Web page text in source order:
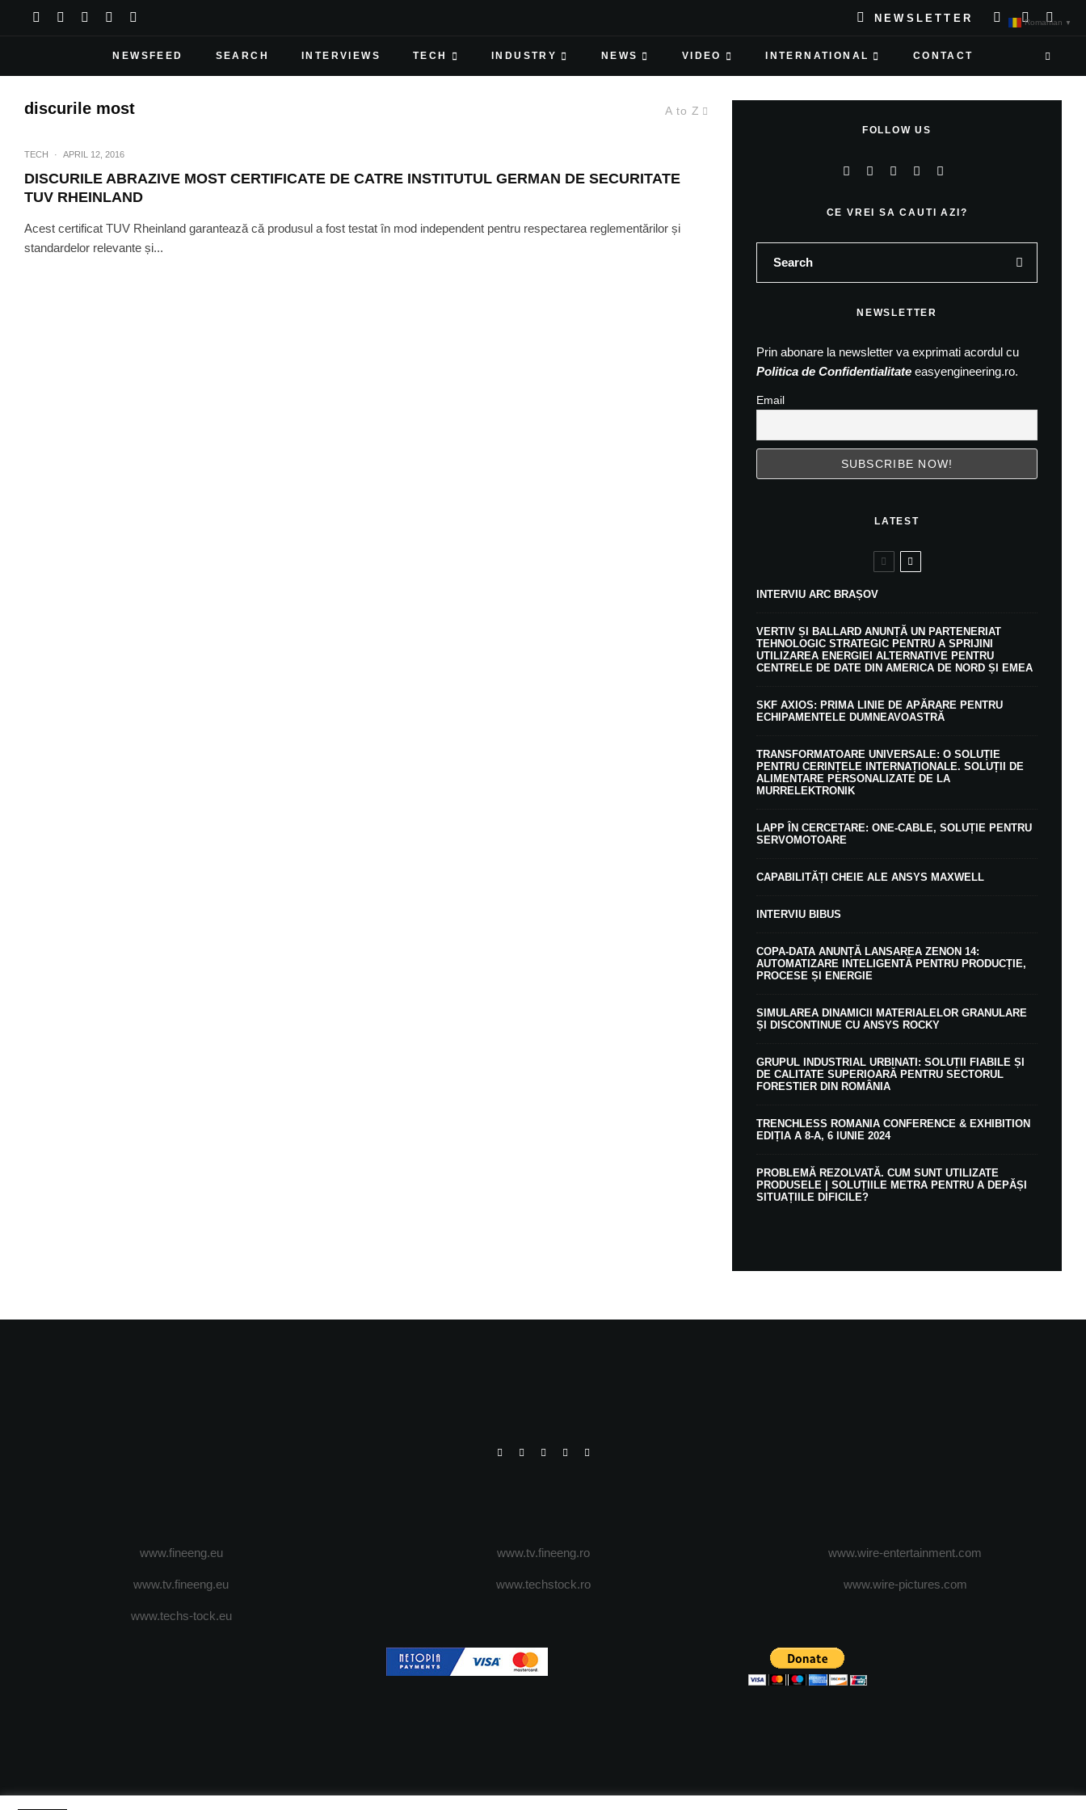
NEWSLETTER
NEWSFEED SEARCH INTERVIEWS TECH INDUSTRY NEWS VIDEO INTERNATIONAL CONTACT
A to Z
discurile most
TECH · APRIL 12, 2016
DISCURILE ABRAZIVE MOST CERTIFICATE DE CATRE INSTITUTUL GERMAN DE SECURITATE
TUV RHEINLAND
Acest certificat TUV Rheinland garantează că produsul a fost testat în mod independent pentru respectarea reglementărilor și
standardelor relevante și...
FOLLOW US
CE VREI SA CAUTI AZI?
NEWSLETTER
Prin abonare la newsletter va exprimati acordul cu
Politica de Confidentialitate easyengineering.ro.
Email
LATEST
INTERVIU ARC BRAȘOV
VERTIV ȘI BALLARD ANUNȚĂ UN PARTENERIAT
TEHNOLOGIC STRATEGIC PENTRU A SPRIJINI
UTILIZAREA ENERGIEI ALTERNATIVE PENTRU
CENTRELE DE DATE DIN AMERICA DE NORD ȘI EMEA
SKF AXIOS: PRIMA LINIE DE APĂRARE PENTRU
ECHIPAMENTELE DUMNEAVOASTRĂ
TRANSFORMATOARE UNIVERSALE: O SOLUȚIE
PENTRU CERINȚELE INTERNAȚIONALE. SOLUȚII DE
ALIMENTARE PERSONALIZATE DE LA
MURRELEKTRONIK
LAPP ÎN CERCETARE: ONE-CABLE, SOLUȚIE PENTRU
SERVOMOTOARE
CAPABILITĂȚI CHEIE ALE ANSYS MAXWELL
INTERVIU BIBUS
COPA-DATA ANUNȚĂ LANSAREA ZENON 14:
AUTOMATIZARE INTELIGENTĂ PENTRU PRODUCȚIE,
PROCESE ȘI ENERGIE
SIMULAREA DINAMICII MATERIALELOR GRANULARE
ȘI DISCONTINUE CU ANSYS ROCKY
GRUPUL INDUSTRIAL URBINATI: SOLUȚII FIABILE ȘI
DE CALITATE SUPERIOARĂ PENTRU SECTORUL
FORESTIER DIN ROMÂNIA
TRENCHLESS ROMANIA CONFERENCE & EXHIBITION
EDIȚIA A 8-A, 6 IUNIE 2024
PROBLEMĂ REZOLVATĂ. CUM SUNT UTILIZATE
PRODUSELE | SOLUȚIILE METRA PENTRU A DEPĂȘI
SITUAȚIILE DIFICILE?
www.fineeng.eu
www.tv.fineeng.eu
www.techs-tock.eu
www.tv.fineeng.ro
www.techstock.ro
www.wire-entertainment.com
www.wire-pictures.com
Romanian ▼